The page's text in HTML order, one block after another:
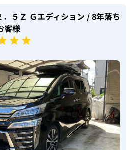
．５Ｚ Ｇエディション / 8年落ち
客様